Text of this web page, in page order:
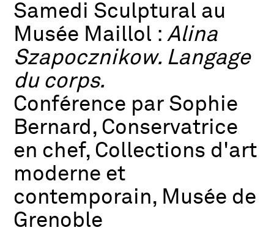
Samedi Sculptural au
Musée Maillol :Alina
Szapocznikow. Langage
du corps.
Conférence par Sophie
Bernard, Conservatrice
en chef, Collections d'art
moderne et
contemporain, Musée de
Grenoble